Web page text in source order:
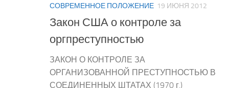
СОВРЕМЕННОЕ ПОЛОЖЕНИЕ 19 ИЮНЯ 2012
Закон США о контроле за
оргпреступностью
ЗАКОН О КОНТРОЛЕ ЗА
ОРГАНИЗОВАННОЙ ПРЕСТУПНОСТЬЮ В
СОЕДИНЕННЫХ ШТАТАХ (1970 г.)